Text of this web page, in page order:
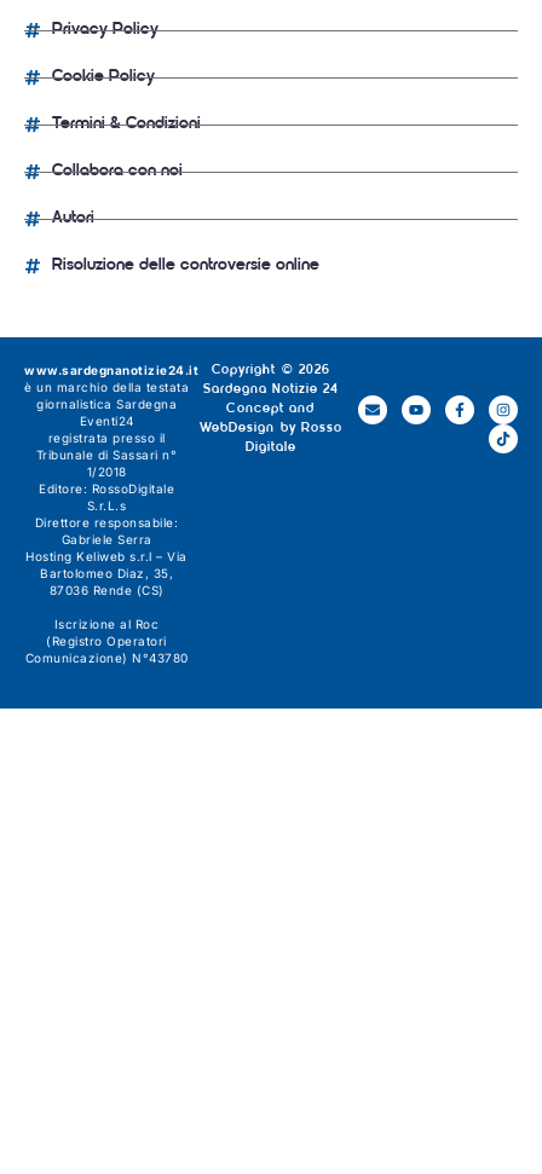
Privacy Policy
Cookie Policy
Termini & Condizioni
Collabora con noi
Autori
Risoluzione delle controversie online
Copyright © 2026
Sardegna Notizie 24
Concept and
WebDesign by Rosso
Digitale
www.sardegnanotizie24.it
è un marchio della testata
giornalistica Sardegna
Eventi24
registrata presso il
Tribunale di Sassari n°
1/2018
Editore: RossoDigitale
S.r.L.s
Direttore responsabile:
Gabriele Serra
Hosting Keliweb s.r.l – Via
Bartolomeo Diaz, 35,
87036 Rende (CS)
Iscrizione al Roc
(Registro Operatori
Comunicazione) N°43780